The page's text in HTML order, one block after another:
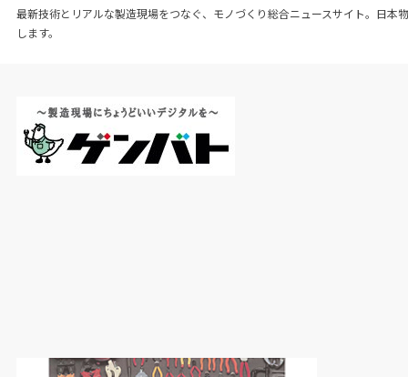
最新技術とリアルな製造現場をつなぐ、モノづくり総合ニュースサイト。日本
します。